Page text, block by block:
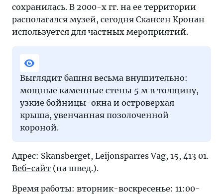
сохранилась. В 2000-х гг. на ее территории
располагался музей, сегодня Скансен Кронан
используется для частных мероприятий.
Выглядит башня весьма внушительно:
мощные каменные стены 5 м в толщину,
узкие бойницы-окна и островерхая
крыша, увенчанная позолоченной
короной.
Адрес: Skansberget, Leijonsparres Vag, 15, 413 01.
Веб-сайт (на швед.).
Время работы: вторник-воскресенье: 11:00-